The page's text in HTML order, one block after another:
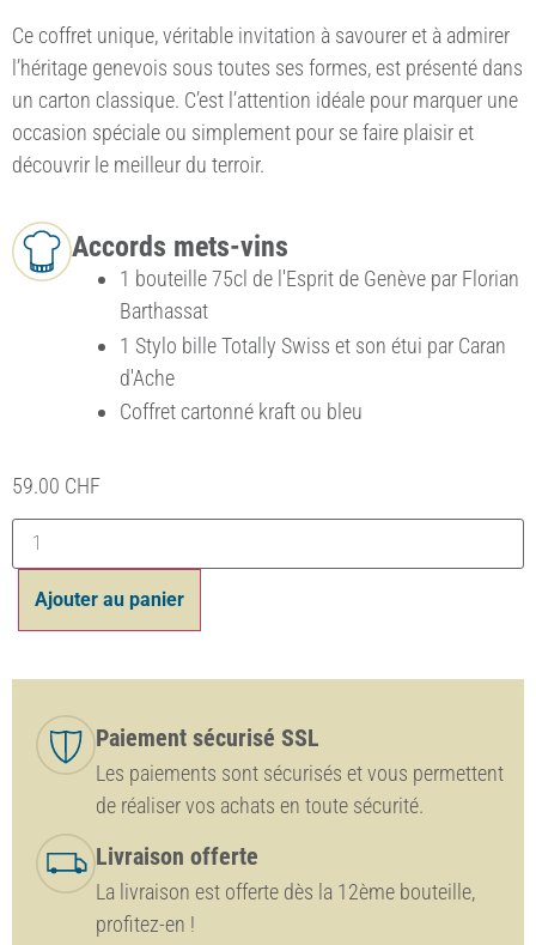
Ce coffret unique, véritable invitation à savourer et à admirer
l’héritage genevois sous toutes ses formes, est présenté dans
un carton classique. C’est l’attention idéale pour marquer une
occasion spéciale ou simplement pour se faire plaisir et
découvrir le meilleur du terroir.
Accords mets-vins
1 bouteille 75cl de l'Esprit de Genève par Florian
Barthassat
1 Stylo bille Totally Swiss et son étui par Caran
d'Ache
Coffret cartonné kraft ou bleu
59.00 CHF
Ajouter au panier
Paiement sécurisé SSL
Les paiements sont sécurisés et vous permettent
de réaliser vos achats en toute sécurité.
Livraison offerte
La livraison est offerte dès la 12ème bouteille,
profitez-en !